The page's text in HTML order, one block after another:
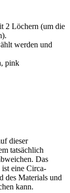
2 Löchern (um die
werden und
pink
dieser
tatsächlich
Das
eine Circa-
des Materials und
kann.